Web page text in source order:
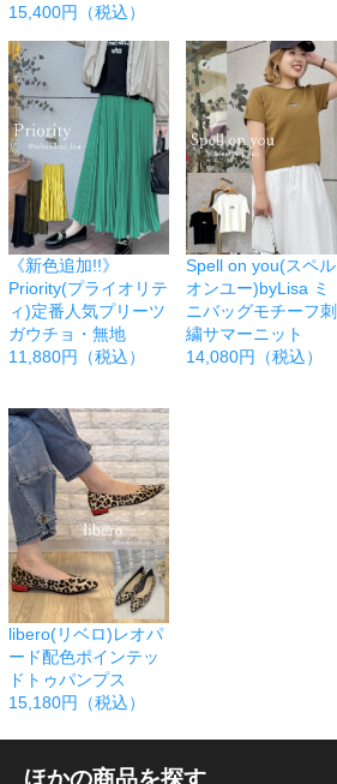
15,400円（税込）
《新色追加!!》
Priority(プライオリテ
ィ)定番人気プリーツ
ガウチョ・無地
11,880円（税込）
Spell on you(スペル
オンユー)byLisa ミ
ニバッグモチーフ刺
繍サマーニット
14,080円（税込）
libero(リベロ)レオパ
ード配色ポインテッ
ドトゥパンプス
15,180円（税込）
ほかの商品を探す